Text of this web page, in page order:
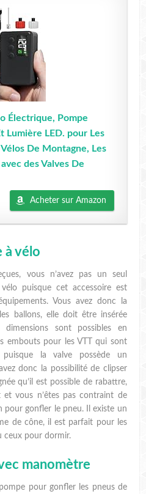
Électrique, Pompe
Lumière LED. pour Les
De Montagne, Les
des Valves De
Acheter sur Amazon
à vélo
vous n’avez pas un seul
puisque cet accessoire est
Vous avez donc la
ballons, elle doit être insérée
sont possibles en
embouts pour les VTT qui sont
puisque la valve possède un
donc la possibilité de clipser
qu’il est possible de rabattre,
vous n’êtes pas contraint de
pour gonfler le pneu. Il existe un
de cône, il est parfait pour les
ceux pour dormir.
manomètre
pour gonfler les pneus de